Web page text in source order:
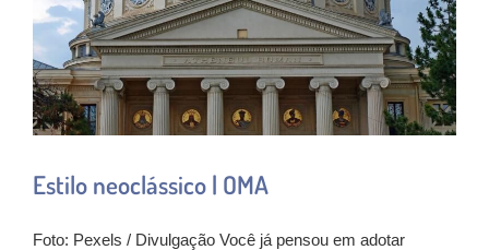
Estilo neoclássico | OMA
Foto: Pexels / Divulgação Você já pensou em adotar